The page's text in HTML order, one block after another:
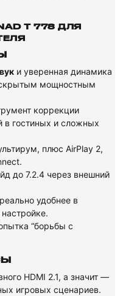
T 778 ДЛЯ
и уверенная динамика
мощностным
коррекции
в гостиных и сложных
плюс AirPlay 2,
до 7.2.4 через внешний
удобнее в
“борьбы с
HDMI 2.1, а значит —
игровых сценариев.